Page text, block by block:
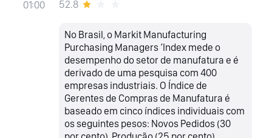
01:00 52.8
No Brasil, o Markit Manufacturing
Purchasing Managers ’Index mede o
desempenho do setor de manufatura e é
derivado de uma pesquisa com 400
empresas industriais. O Índice de
Gerentes de Compras de Manufatura é
baseado em cinco índices individuais com
os seguintes pesos: Novos Pedidos (30